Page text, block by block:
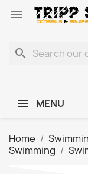

search
MENU
Home
Swimming